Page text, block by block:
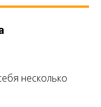
несколько